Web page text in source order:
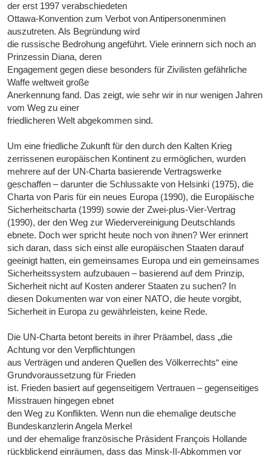
der erst 1997 verabschiedeten
Ottawa-Konvention zum Verbot von Antipersonenminen
auszutreten. Als Begründung wird
die russische Bedrohung angeführt. Viele erinnern sich noch an
Prinzessin Diana, deren
Engagement gegen diese besonders für Zivilisten gefährliche
Waffe weltweit große
Anerkennung fand. Das zeigt, wie sehr wir in nur wenigen Jahren
vom Weg zu einer
friedlicheren Welt abgekommen sind.
Um eine friedliche Zukunft für den durch den Kalten Krieg
zerrissenen europäischen Kontinent zu ermöglichen, wurden
mehrere auf der UN-Charta basierende Vertragswerke
geschaffen – darunter die Schlussakte von Helsinki (1975), die
Charta von Paris für ein neues Europa (1990), die Europäische
Sicherheitscharta (1999) sowie der Zwei-plus-Vier-Vertrag
(1990), der den Weg zur Wiedervereinigung Deutschlands
ebnete. Doch wer spricht heute noch von ihnen? Wer erinnert
sich daran, dass sich einst alle europäischen Staaten darauf
geeinigt hatten, ein gemeinsames Europa und ein gemeinsames
Sicherheitssystem aufzubauen – basierend auf dem Prinzip,
Sicherheit nicht auf Kosten anderer Staaten zu suchen? In
diesen Dokumenten war von einer NATO, die heute vorgibt,
Sicherheit in Europa zu gewährleisten, keine Rede.
Die UN-Charta betont bereits in ihrer Präambel, dass „die
Achtung vor den Verpflichtungen
aus Verträgen und anderen Quellen des Völkerrechts“ eine
Grundvoraussetzung für Frieden
ist. Frieden basiert auf gegenseitigem Vertrauen – gegenseitiges
Misstrauen hingegen ebnet
den Weg zu Konflikten. Wenn nun die ehemalige deutsche
Bundeskanzlerin Angela Merkel
und der ehemalige französische Präsident François Hollande
rückblickend einräumen, dass das Minsk-II-Abkommen vor